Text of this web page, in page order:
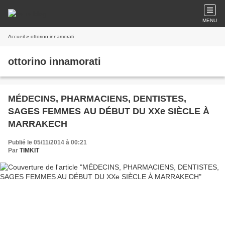
MENU
Accueil » ottorino innamorati
ottorino innamorati
MÉDECINS, PHARMACIENS, DENTISTES,
SAGES FEMMES AU DÉBUT DU XXe SIÈCLE À
MARRAKECH
Publié le 05/11/2014 à 00:21
Par TIMKIT